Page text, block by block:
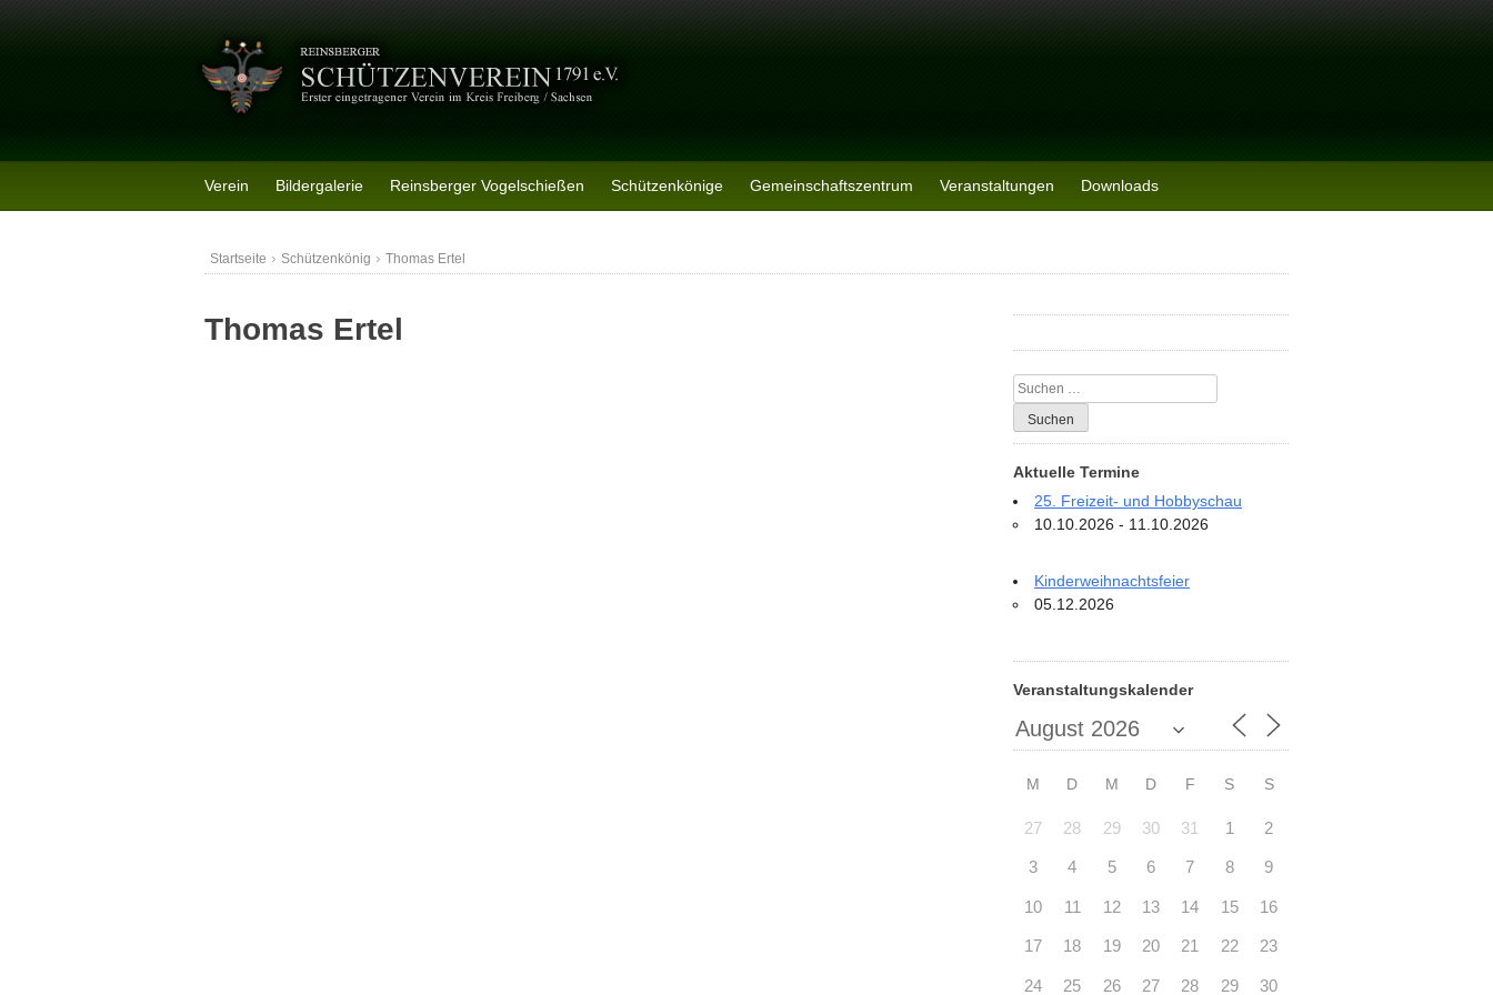
Verein Bildergalerie Reinsberger Vogelschießen Schützenkönige Gemeinschaftszentrum Veranstaltungen Downloads
Startseite › Schützenkönig › Thomas Ertel
Thomas Ertel
Suchen
nach:
Aktuelle Termine
25. Freizeit- und Hobbyschau
10.10.2026 - 11.10.2026
Kinderweihnachtsfeier
05.12.2026
Veranstaltungskalender
M D M D F S S
27 28 29 30 31 1 2
3 4 5 6 7 8 9
10 11 12 13 14 15 16
17 18 19 20 21 22 23
24 25 26 27 28 29 30